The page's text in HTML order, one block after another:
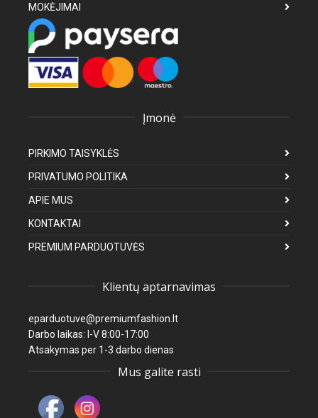
MOKĖJIMAI
Įmonė
PIRKIMO TAISYKLĖS
PRIVATUMO POLITIKA
APIE MUS
KONTAKTAI
PREMIUM PARDUOTUVĖS
Klientų aptarnavimas
eparduotuve@premiumfashion.lt
Darbo laikas: I-V 8:00-17:00
Atsakymas per 1-3 darbo dienas
Mus galite rasti